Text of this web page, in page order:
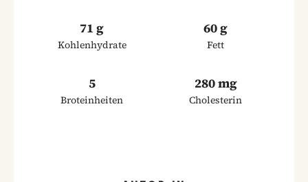
71 g
Kohlenhydrate
60 g
Fett
5
Broteinheiten
280 mg
Cholesterin